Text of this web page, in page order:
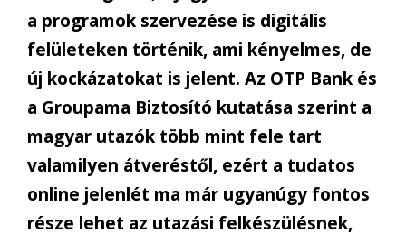
a programok szervezése is digitális
felületeken történik, ami kényelmes, de
új kockázatokat is jelent. Az OTP Bank és
a Groupama Biztosító kutatása szerint a
magyar utazók több mint fele tart
valamilyen átveréstől, ezért a tudatos
online jelenlét ma már ugyanúgy fontos
része lehet az utazási felkészülésnek,